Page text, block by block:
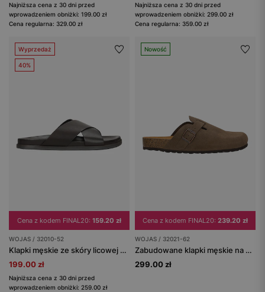
Najniższa cena z 30 dni przed
wprowadzeniem obniżki: 199.00 zł
Cena regularna: 329.00 zł
Najniższa cena z 30 dni przed
wprowadzeniem obniżki: 299.00 zł
Cena regularna: 359.00 zł
Wyprzedaż
40%
Cena z kodem FINAL20: 159.20 zł
WOJAS / 32010-52
Klapki męskie ze skóry licowej w kolorze brązowym
199.00 zł
Najniższa cena z 30 dni przed
wprowadzeniem obniżki: 259.00 zł
Nowość
Cena z kodem FINAL20: 239.20 zł
WOJAS / 32021-62
Zabudowane klapki męskie na korku
299.00 zł